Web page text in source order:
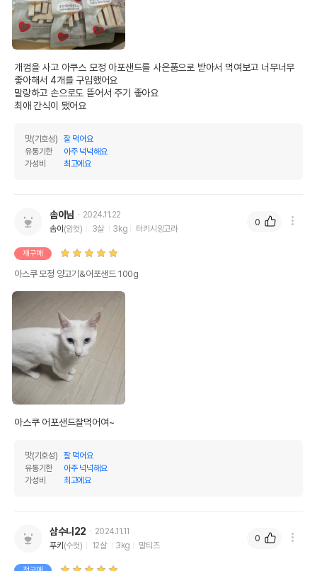
개껌을 사고 아쿠스 모정 아포샌드를 사은품으로 받아서 먹여보고 너무너무
좋아해서 4개를 구입했어요
말랑하고 손으로도 뜯어서 주기 좋아요
최애 간식이 됐어요
맛(기호성)
잘 먹어요
유통기한
아주 넉넉해요
가성비
최고에요
솜이님
2024.11.22
솜이 (암컷) 3살 3kg 터키시앙고라
재구매
아스쿠 모정 양고기&어포샌드 100g
아스쿠 어포샌드잘먹어여~
맛(기호성)
잘 먹어요
유통기한
아주 넉넉해요
가성비
최고에요
0
삼수니22
2024.11.11
푸키 (수컷) 12살 3kg 말티즈
0